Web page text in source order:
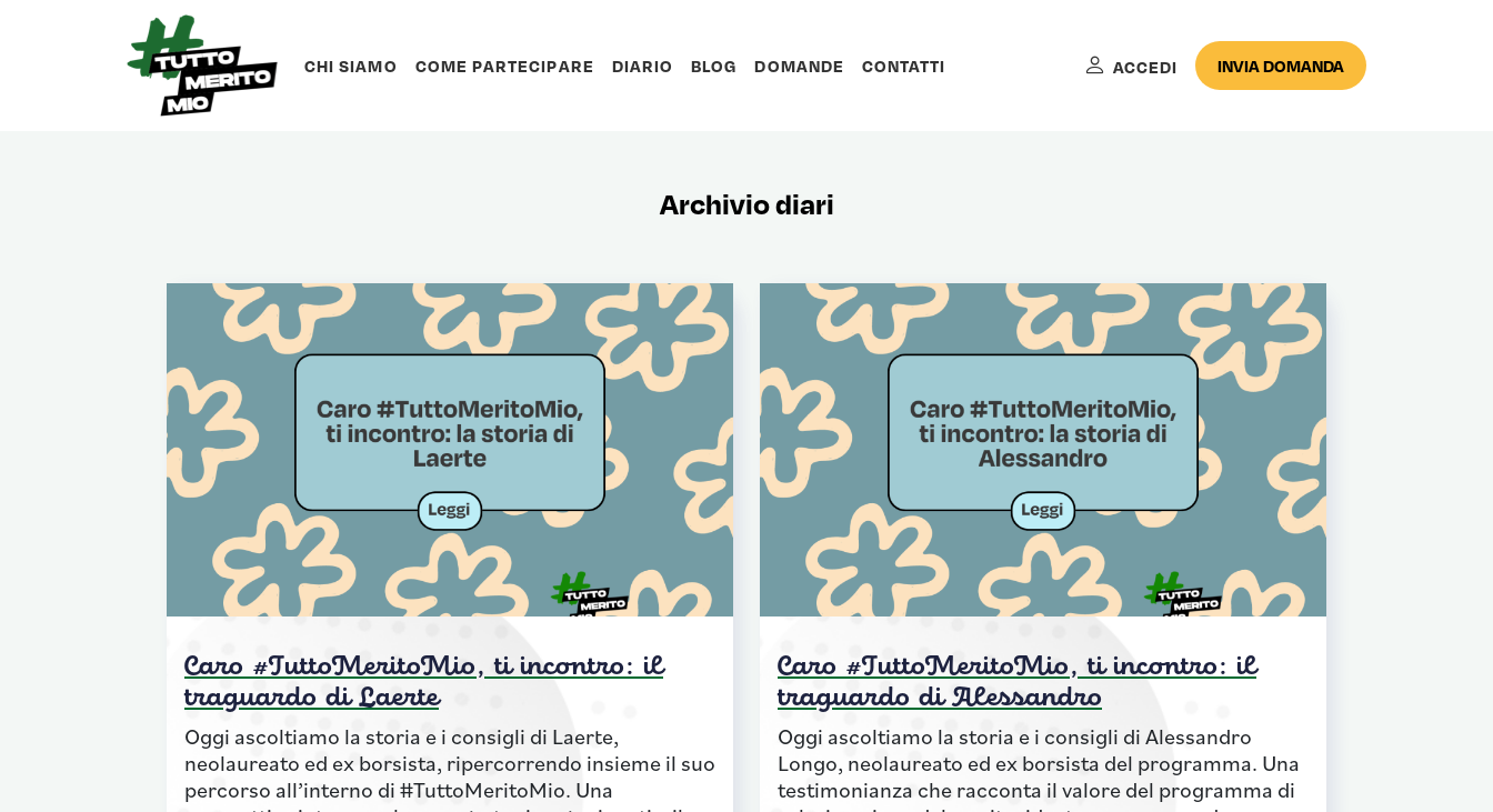
CHI SIAMO COME PARTECIPARE DIARIO BLOG DOMANDE CONTATTI ACCEDI INVIA DOMANDA
Archivio diari
Caro #TuttoMeritoMio, ti incontro: il
traguardo di Laerte
Oggi ascoltiamo la storia e i consigli di Laerte,
neolaureato ed ex borsista, ripercorrendo insieme il suo
percorso all’interno di #TuttoMeritoMio. Una
Caro #TuttoMeritoMio, ti incontro: il
traguardo di Alessandro
Oggi ascoltiamo la storia e i consigli di Alessandro
Longo, neolaureato ed ex borsista del programma. Una
testimonianza che racconta il valore del programma di